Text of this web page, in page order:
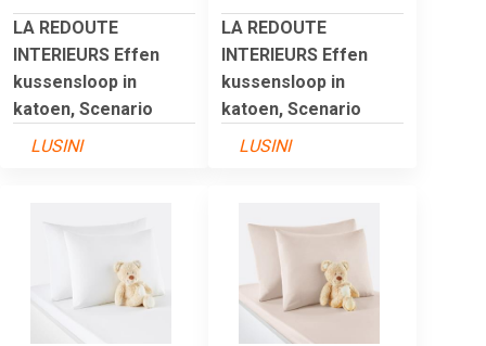
LA REDOUTE
INTERIEURS Effen
kussensloop in
katoen, Scenario
LUSINI
LA REDOUTE
INTERIEURS Effen
kussensloop in
katoen, Scenario
LUSINI